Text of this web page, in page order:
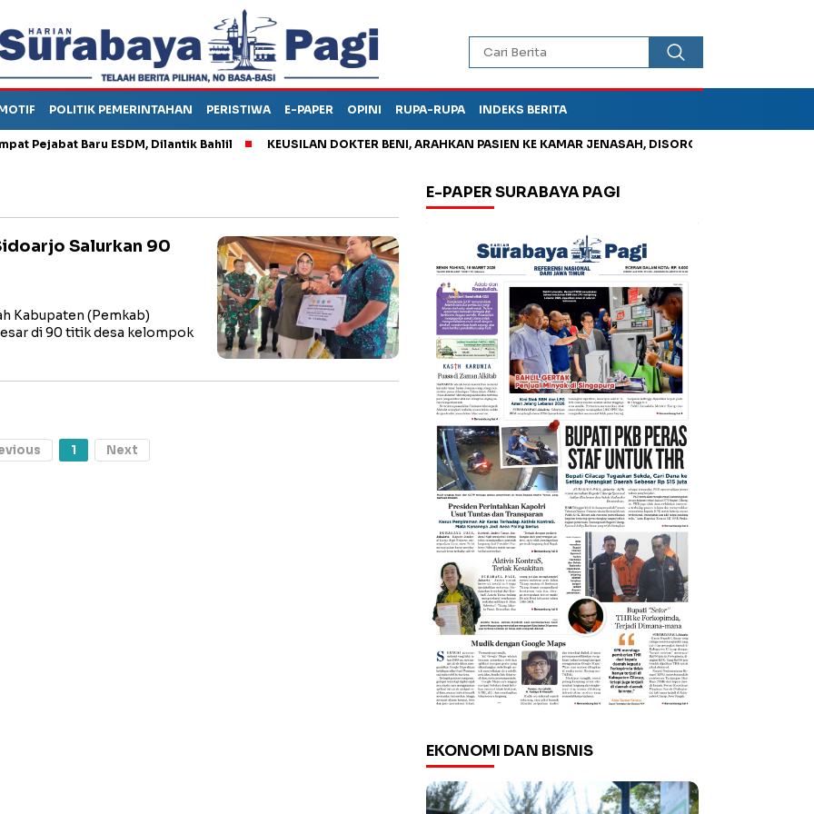
POLITIK PEMERINTAHAN PERISTIWA E-PAPER OPINI RUPA-RUPA INDEKS BERITA
Pejabat Baru ESDM, Dilantik Bahlil KEUSILAN DOKTER BENI, ARAHKAN PASIEN KE KAMAR JENASAH, DISOROT
Salurkan 90
Kabupaten (Pemkab)
di 90 titik desa kelompok
1 Next
E-PAPER SURABAYA PAGI
EKONOMI DAN BISNIS